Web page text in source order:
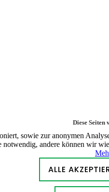
Diese Seiten
sowie zur anonymen
notwendig, andere können wir
ALLE